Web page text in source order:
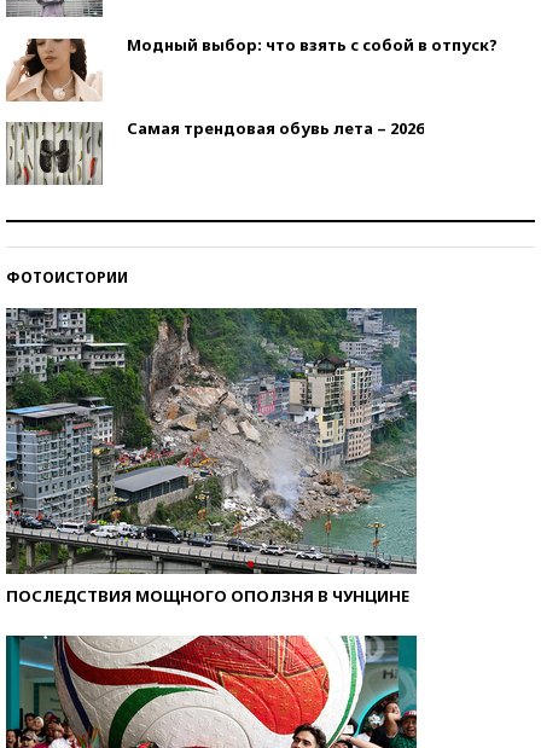
Модный выбор: что взять с собой в отпуск?
Самая трендовая обувь лета – 2026
ФОТОИСТОРИИ
ПОСЛЕДСТВИЯ МОЩНОГО ОПОЛЗНЯ В ЧУНЦИНЕ